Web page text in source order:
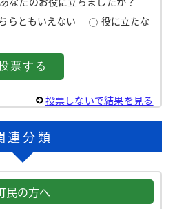
らともいえない
役に立たな
投票しないで結果を見る
連分類
民の方へ